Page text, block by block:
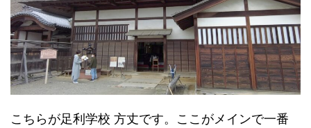
こちらが足利学校 方丈です。ここがメインで一番